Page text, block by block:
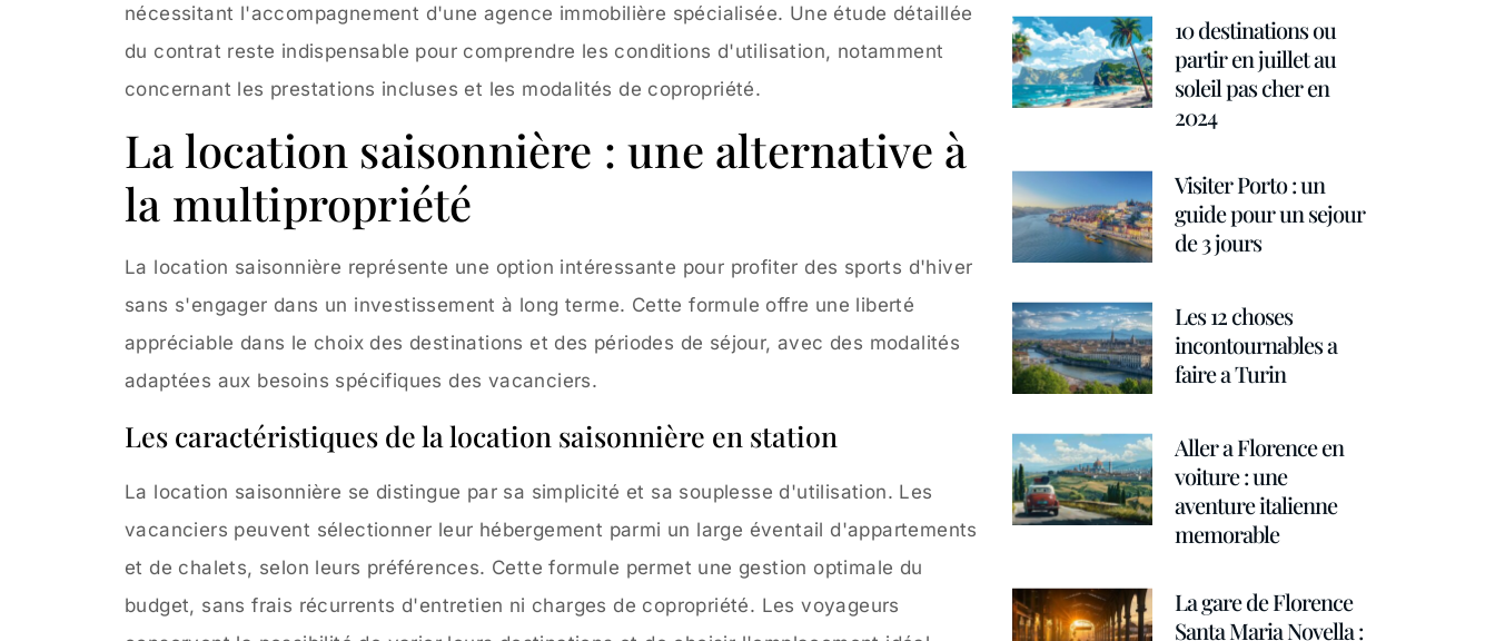
nécessitant l'accompagnement d'une agence immobilière spécialisée. Une étude détaillée
du contrat reste indispensable pour comprendre les conditions d'utilisation, notamment
concernant les prestations incluses et les modalités de copropriété.
La location saisonnière : une alternative à
la multipropriété
La location saisonnière représente une option intéressante pour profiter des sports d'hiver
sans s'engager dans un investissement à long terme. Cette formule offre une liberté
appréciable dans le choix des destinations et des périodes de séjour, avec des modalités
adaptées aux besoins spécifiques des vacanciers.
Les caractéristiques de la location saisonnière en station
La location saisonnière se distingue par sa simplicité et sa souplesse d'utilisation. Les
vacanciers peuvent sélectionner leur hébergement parmi un large éventail d'appartements
et de chalets, selon leurs préférences. Cette formule permet une gestion optimale du
budget, sans frais récurrents d'entretien ni charges de copropriété. Les voyageurs
10 destinations ou
partir en juillet au
soleil pas cher en
2024
Visiter Porto : un
guide pour un sejour
de 3 jours
Les 12 choses
incontournables a
faire a Turin
Aller a Florence en
voiture : une
aventure italienne
memorable
La gare de Florence
Santa Maria Novella :